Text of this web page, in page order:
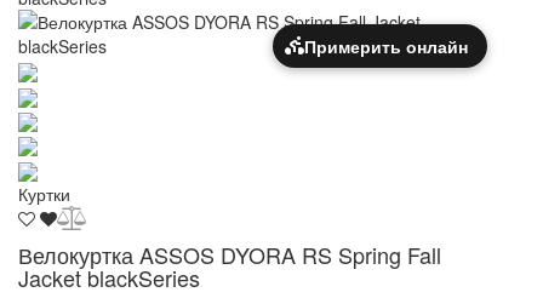
Примерить онлайн
Куртки
Велокуртка ASSOS DYORA RS Spring Fall
Jacket blackSeries